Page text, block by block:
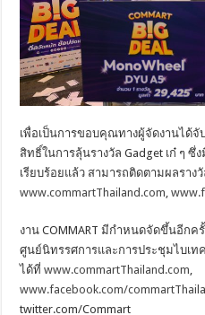
เพื่อเป็นการขอบคุณทางผู้จัดงานได้จั
สิทธิ์ในการลุ้นรางวัล Gadget เก๋ ๆ
เรียบร้อยแล้ว สามารถติดตามผลราง
www.commartThailand.com ,
งาน COMMART มีกำหนดจัดขึ้นอีก
ศูนย์นิทรรศการและการประชุมไบเท
ได้ที่www.commartThailand.com
www.facebook.com/
twitter.com/Commart